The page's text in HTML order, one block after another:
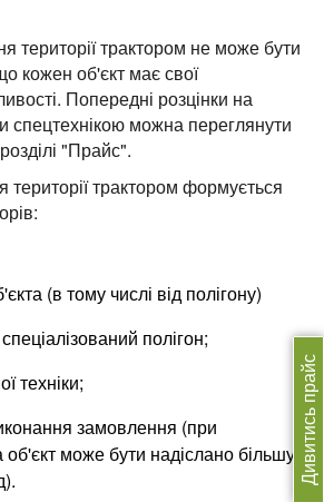
Дивитись прайс
території трактором не може бути
кожен об'єкт має свої
Попередні розцінки на
спецтехнікою можна переглянути
"Прайс".
трактором формується
(в тому числі від полігону)
полігон;
техніки;
замовлення (при
об'єкт може бути надіслано більшу